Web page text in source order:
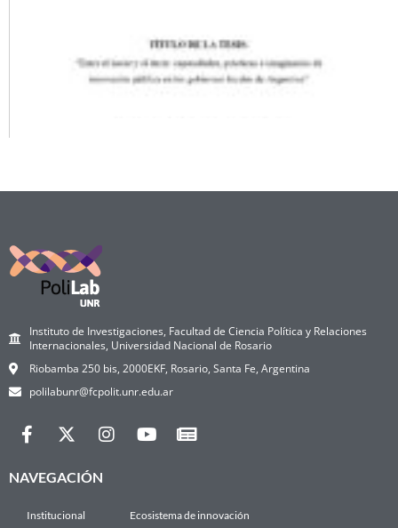
Instituto de Investigaciones, Facultad de Ciencia Política y Relaciones
Internacionales, Universidad Nacional de Rosario
Riobamba 250 bis, 2000EKF, Rosario, Santa Fe, Argentina
polilabunr@fcpolit.unr.edu.ar
NAVEGACIÓN
Institucional
Ecosistema de innovación